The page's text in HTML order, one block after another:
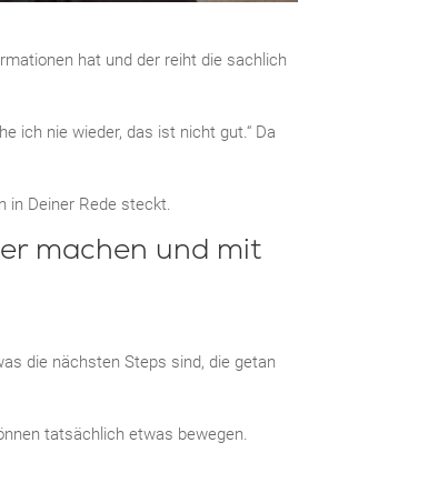
hat und der reiht die sachlich
ich nie wieder, das ist nicht gut.“ Da
in Deiner Rede steckt.
machen und mit
die nächsten Steps sind, die getan
tatsächlich etwas bewegen.